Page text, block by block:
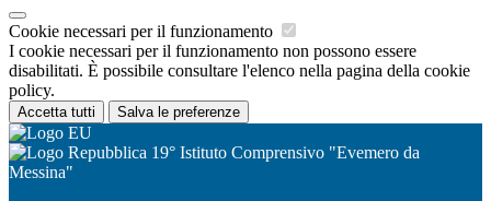
Cookie necessari per il funzionamento
I cookie necessari per il funzionamento non possono essere
disabilitati. È possibile consultare l'elenco nella pagina della cookie
policy.
Accetta tutti Salva le preferenze
19° Istituto Comprensivo "Evemero da
Messina"